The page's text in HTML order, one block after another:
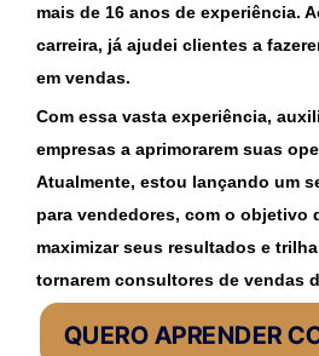
mais de 16 anos de experiência.
carreira, já ajudei clientes a
em vendas.
Com essa vasta experiência,
empresas a aprimorarem suas
Atualmente, estou lançando um
para vendedores, com o objetivo
maximizar seus resultados e
tornarem consultores de vendas
QUERO APRENDER